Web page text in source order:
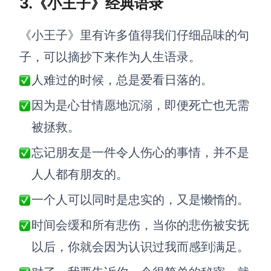
企业版申请试用
帮助中心
知识分享社区
探索创意灵感与高效协作技巧
《小王子》里有许多值得我们仔细品味的句
子，可以摘抄下来作为人生语录。
人难过的时候，总是爱看日落的。
因为是心甘情愿地沉溺，即便死亡也无需
被拯救。
忘记朋友是一件令人伤心的事情，并不是
人人都有朋友的。
一个人可以同时是忠实的，又是懒惰的。
时间会缓和所有悲伤，当你的悲伤被安抚
以后，你就会因为认识过我而感到满足。